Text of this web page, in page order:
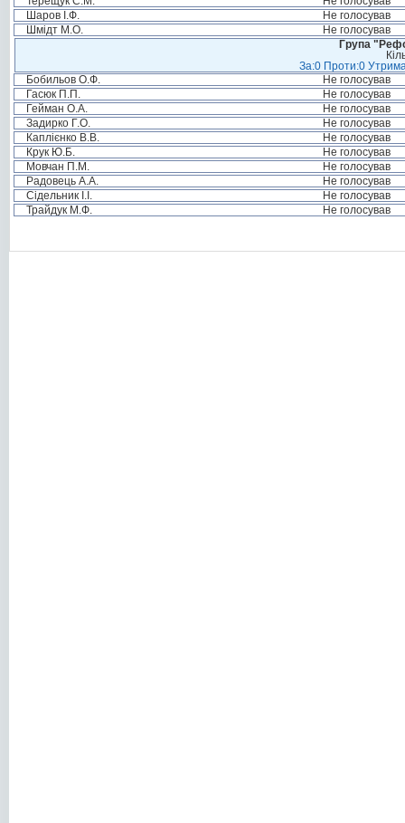
Шаров І.Ф.
Не голосував
Шмідт М.О.
Не голосував
Група
За:0 Проти:0
Бобильов О.Ф.
Не голосував
Гасюк П.П.
Не голосував
Гейман О.А.
Не голосував
Задирко Г.О.
Не голосував
Каплієнко В.В.
Не голосував
Крук Ю.Б.
Не голосував
Мовчан П.М.
Не голосував
Радовець А.А.
Не голосував
Сідельник І.І.
Не голосував
Трайдук М.Ф.
Не голосував